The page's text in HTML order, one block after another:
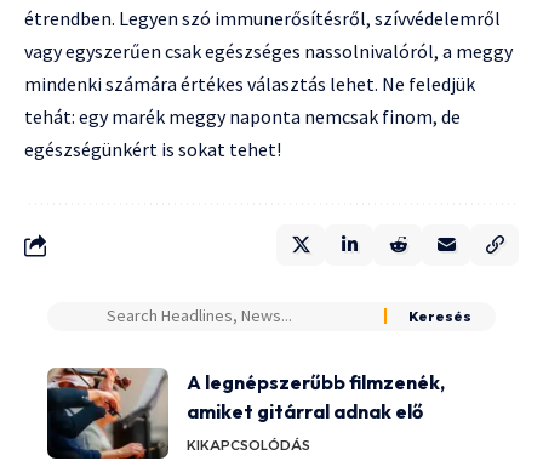
étrendben. Legyen szó immunerősítésről, szívvédelemről
vagy egyszerűen csak egészséges nassolnivalóról, a meggy
mindenki számára értékes választás lehet. Ne feledjük
tehát: egy marék meggy naponta nemcsak finom, de
egészségünkért is sokat tehet!
A legnépszerűbb filmzenék,
amiket gitárral adnak elő
KIKAPCSOLÓDÁS